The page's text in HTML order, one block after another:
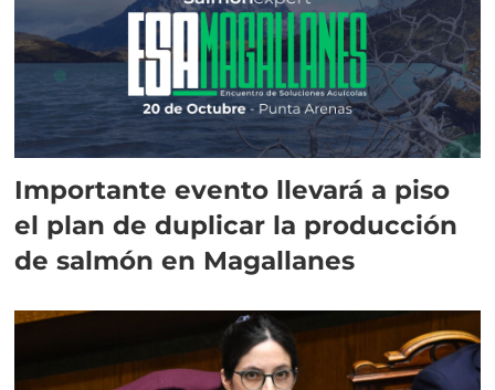
Importante evento llevará a piso
el plan de duplicar la producción
de salmón en Magallanes